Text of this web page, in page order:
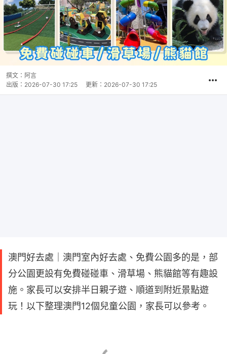
撰文： 阿言
出版： 2026-07-30 17:25 更新： 2026-07-30 17:25
澳門好去處｜澳門室內好去處、免費公園多的是，部
分公園更設有免費碰碰車、滑草場、熊貓館等有趣設
施。家長可以安排半日親子遊、順道到附近景點遊
玩！以下整理澳門12個兒童公園，家長可以參考。